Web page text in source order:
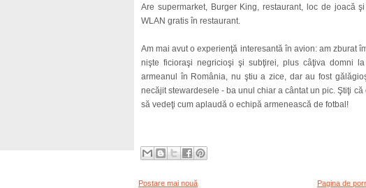
Are supermarket, Burger King, restaurant, loc de joacă
WLAN gratis în restaurant.
Am mai avut o experienţă interesantă în avion: am zburat
nişte ficioraşi negricioşi şi subţirei, plus câţiva domni
armeanul în România, nu ştiu a zice, dar au fost
necăjit stewardesele - ba unul chiar a cântat un pic. Ştiţi
să vedeţi cum aplaudă o echipă armenească de fotbal!
Postare mai nouă Pagina de